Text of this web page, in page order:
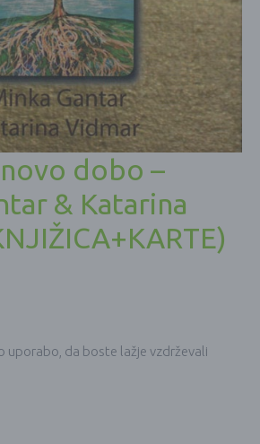
dobo –
& Katarina
uporabo, da boste lažje vzdrževali